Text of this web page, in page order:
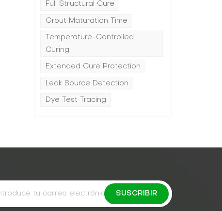
Full Structural Cure
Grout Maturation Time
Temperature-Controlled
Curing
Extended Cure Protection
Leak Source Detection
Dye Test Tracing